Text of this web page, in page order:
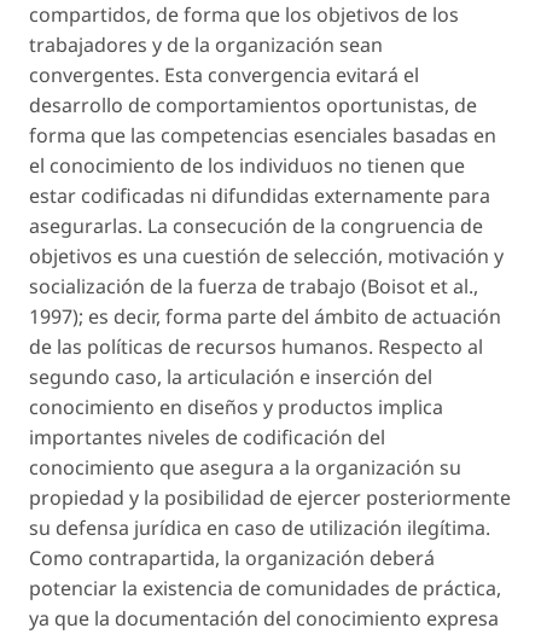
compartidos, de forma que los objetivos de los
trabajadores y de la organización sean
convergentes. Esta convergencia evitará el
desarrollo de comportamientos oportunistas, de
forma que las competencias esenciales basadas en
el conocimiento de los individuos no tienen que
estar codificadas ni difundidas externamente para
asegurarlas. La consecución de la congruencia de
objetivos es una cuestión de selección, motivación y
socialización de la fuerza de trabajo (Boisot et al.,
1997); es decir, forma parte del ámbito de actuación
de las políticas de recursos humanos. Respecto al
segundo caso, la articulación e inserción del
conocimiento en diseños y productos implica
importantes niveles de codificación del
conocimiento que asegura a la organización su
propiedad y la posibilidad de ejercer posteriormente
su defensa jurídica en caso de utilización ilegítima.
Como contrapartida, la organización deberá
potenciar la existencia de comunidades de práctica,
ya que la documentación del conocimiento expresa